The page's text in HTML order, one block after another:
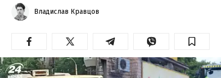
Владислав Кравцов